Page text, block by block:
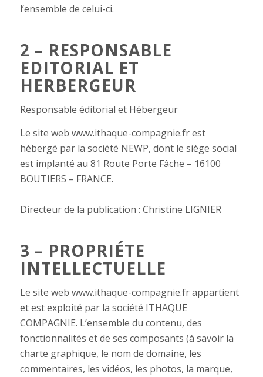
l’ensemble de celui-ci.
2 – RESPONSABLE
EDITORIAL ET
HERBERGEUR
Responsable éditorial et Hébergeur
Le site web www.ithaque-compagnie.fr est
hébergé par la société NEWP, dont le siège social
est implanté au 81 Route Porte Fâche – 16100
BOUTIERS – FRANCE.
Directeur de la publication : Christine LIGNIER
3 – PROPRIÉTE
INTELLECTUELLE
Le site web www.ithaque-compagnie.fr appartient
et est exploité par la société ITHAQUE
COMPAGNIE. L’ensemble du contenu, des
fonctionnalités et de ses composants (à savoir la
charte graphique, le nom de domaine, les
commentaires, les vidéos, les photos, la marque,